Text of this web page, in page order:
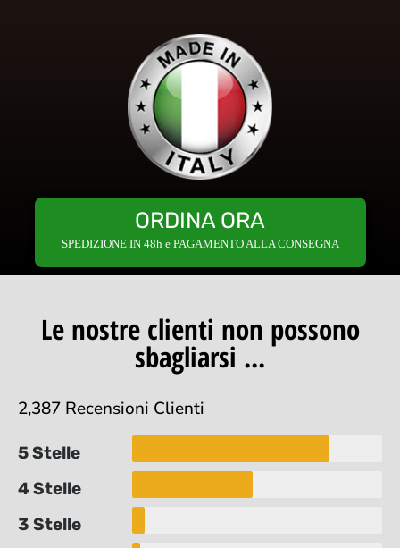
ORDINA ORA
SPEDIZIONE IN 48h e PAGAMENTO ALLA CONSEGNA
Le nostre clienti non possono
sbagliarsi ...
2,387 Recensioni Clienti
5 Stelle
4 Stelle
3 Stelle